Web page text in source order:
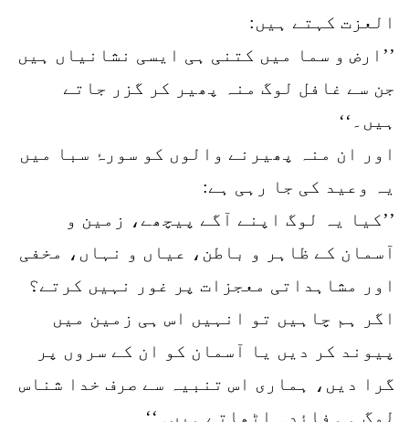
العزت کہتے ہیں:
’’ارض و سما میں کتنی ہی ایسی نشانیاں ہیں
جن سے غافل لوگ منہ پھیر کر گزر جاتے
ہیں۔‘‘
اور ان منہ پھیرنے والوں کو سورۂ سبا میں
یہ وعید کی جا رہی ہے:
’’کیا یہ لوگ اپنے آگے پیچھے، زمین و
آسمان کے ظاہر و باطن، عیاں و نہاں، مخفی
اور مشاہداتی معجزات پر غور نہیں کرتے؟
اگر ہم چاہیں تو انہیں اس ہی زمین میں
پیوند کر دیں یا آسمان کو ان کے سروں پر
گرا دیں، ہماری اس تنبیہ سے صرف خدا شناس
لوگ ہی فائدہ اٹھاتے ہیں۔‘‘